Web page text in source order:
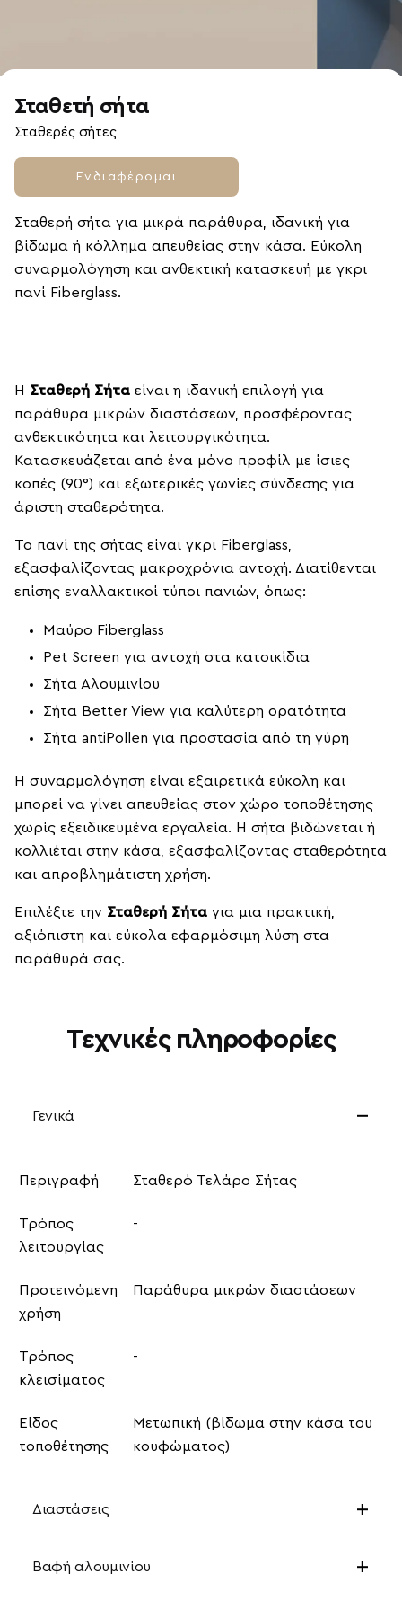
Σταθετή σήτα
Σταθερές σήτες
Ενδιαφέρομαι
Σταθερή σήτα για μικρά παράθυρα, ιδανική για
βίδωμα ή κόλλημα απευθείας στην κάσα. Εύκολη
συναρμολόγηση και ανθεκτική κατασκευή με γκρι
πανί Fiberglass.
Η Σταθερή Σήτα είναι η ιδανική επιλογή για
παράθυρα μικρών διαστάσεων, προσφέροντας
ανθεκτικότητα και λειτουργικότητα.
Κατασκευάζεται από ένα μόνο προφίλ με ίσιες
κοπές (90°) και εξωτερικές γωνίες σύνδεσης για
άριστη σταθερότητα.
Το πανί της σήτας είναι γκρι Fiberglass,
εξασφαλίζοντας μακροχρόνια αντοχή. Διατίθενται
επίσης εναλλακτικοί τύποι πανιών, όπως:
Μαύρο Fiberglass
Pet Screen για αντοχή στα κατοικίδια
Σήτα Αλουμινίου
Σήτα Better View για καλύτερη ορατότητα
Σήτα antiPollen για προστασία από τη γύρη
Η συναρμολόγηση είναι εξαιρετικά εύκολη και
μπορεί να γίνει απευθείας στον χώρο τοποθέτησης
χωρίς εξειδικευμένα εργαλεία. Η σήτα βιδώνεται ή
κολλιέται στην κάσα, εξασφαλίζοντας σταθερότητα
και απροβλημάτιστη χρήση.
Επιλέξτε την Σταθερή Σήτα για μια πρακτική,
αξιόπιστη και εύκολα εφαρμόσιμη λύση στα
παράθυρά σας.
Τεχνικές πληροφορίες
Γενικά
Περιγραφή Σταθερό Τελάρο Σήτας
Τρόπος
λειτουργίας
-
Προτεινόμενη
χρήση
Παράθυρα μικρών διαστάσεων
Τρόπος
κλεισίματος
-
Είδος
τοποθέτησης
Μετωπική (βίδωμα στην κάσα του
κουφώματος)
Διαστάσεις
Απαιτούμενος Χώρος
Βαφή αλουμινίου